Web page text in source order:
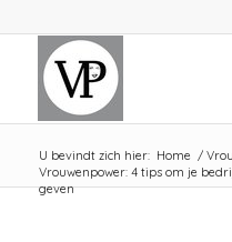
U bevindt zich hier: Home /
Vrouwenpower: 4 tips om je
geven